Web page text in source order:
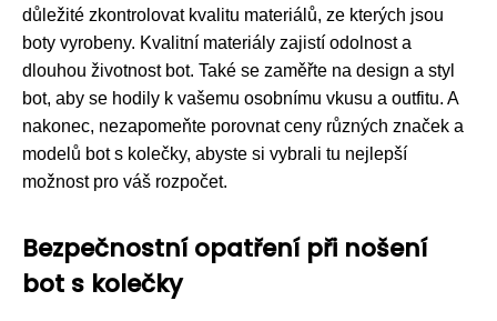
důležité zkontrolovat kvalitu materiálů, ze kterých jsou
boty vyrobeny. Kvalitní materiály zajistí odolnost a
dlouhou životnost bot. Také se zaměřte na design a styl
bot, aby se hodily k vašemu osobnímu vkusu a outfitu. A
nakonec, nezapomeňte porovnat ceny různých značek a
modelů bot s kolečky, abyste si vybrali tu nejlepší
možnost pro váš rozpočet.
Bezpečnostní opatření při nošení
bot s kolečky